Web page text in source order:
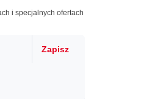
i specjalnych ofertach
Zapisz